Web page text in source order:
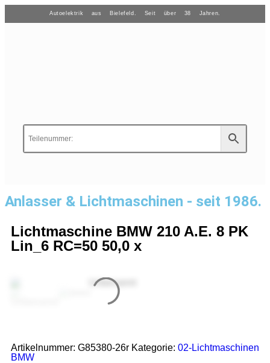
Autoelektrik aus Bielefeld. Seit über 38 Jahren.
Anlasser & Lichtmaschinen - seit 1986.
Lichtmaschine BMW 210 A.E. 8 PK
Lin_6 RC=50 50,0 x
Artikelnummer: G85380-26r Kategorie: 02-Lichtmaschinen
BMW